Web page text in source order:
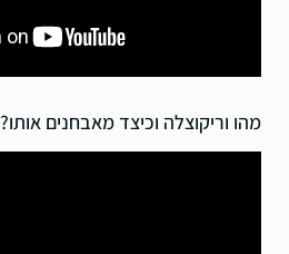
מהו וריקוצלה וכיצד מאבחנים אותו?